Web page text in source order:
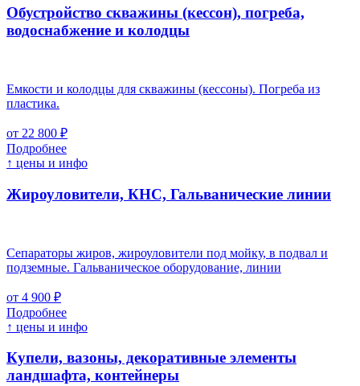
Обустройство скважины (кессон), погреба,
водоснабжение и колодцы
Емкости и колодцы для скважины (кессоны). Погреба из
пластика.
от 22 800 ₽
Подробнее
↑ цены и инфо
Жироуловители, КНС, Гальванические линии
Сепараторы жиров, жироуловители под мойку, в подвал и
подземные. Гальваническое оборудование, линии
от 4 900 ₽
Подробнее
↑ цены и инфо
Купели, вазоны, декоративные элементы
ландшафта, контейнеры